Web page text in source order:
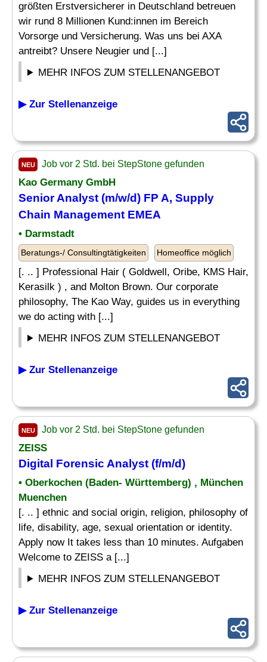
größten Erstversicherer in Deutschland betreuen
wir rund 8 Millionen Kund:innen im Bereich
Vorsorge und Versicherung. Was uns bei AXA
antreibt? Unsere Neugier und [...]
MEHR INFOS ZUM STELLENANGEBOT
▶ Zur Stellenanzeige
NEU Job vor 2 Std. bei StepStone gefunden
Kao Germany GmbH
SeniorAnalyst (m/w/d) FP A, Supply
Chain Management EMEA
• Darmstadt
Beratungs-/ Consultingtätigkeiten Homeoffice möglich
[. .. ] Professional Hair ( Goldwell, Oribe, KMS Hair,
Kerasilk ) , and Molton Brown. Our corporate
philosophy, The Kao Way, guides us in everything
we do acting with [...]
MEHR INFOS ZUM STELLENANGEBOT
▶ Zur Stellenanzeige
NEU Job vor 2 Std. bei StepStone gefunden
ZEISS
Digital Forensic Analyst (f/m/d)
• Oberkochen (Baden- Württemberg) , München
Muenchen
[. .. ] ethnic and social origin, religion, philosophy of
life, disability, age, sexual orientation or identity.
Apply now It takes less than 10 minutes. Aufgaben
Welcome to ZEISS a [...]
MEHR INFOS ZUM STELLENANGEBOT
▶ Zur Stellenanzeige